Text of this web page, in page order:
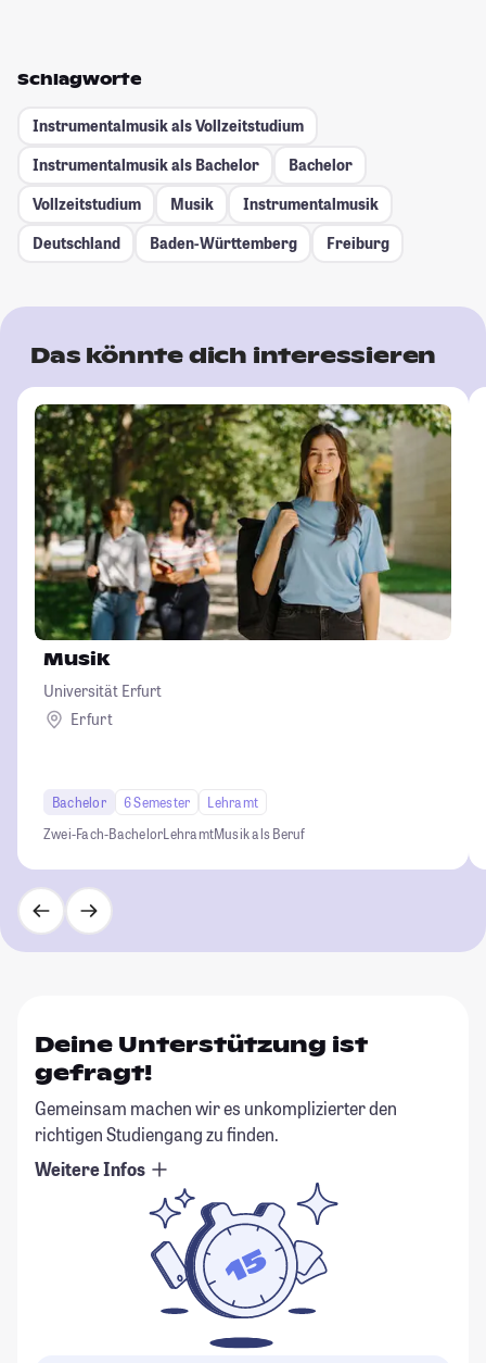
Schlagworte
Instrumentalmusik als Vollzeitstudium
Instrumentalmusik als Bachelor
Bachelor
Vollzeitstudium
Musik
Instrumentalmusik
Deutschland
Baden-Württemberg Freiburg
Das könnte dich interessieren
Musik
Universität Erfurt
Erfurt
Bachelor 6 Semester
Lehramt
Zwei-Fach-BachelorLehramtMusik als Beruf
Deine Unterstützung ist
gefragt!
Gemeinsam machen wir es unkomplizierter den
richtigen Studiengang zu finden.
Weitere Infos